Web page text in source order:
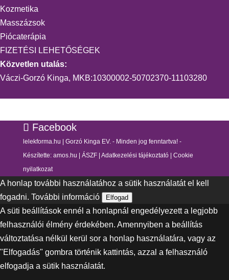
Kozmetika
Masszázsok
Piócaterápia
FIZETÉSI LEHETŐSÉGEK
Közvetlen utalás:
Váczi-Gorzó Kinga, MKB:10300002-50702370-11103280
Facebook
lelekforma.hu | Gorzó Kinga EV. - Minden jog fenntartva! -
Készítette: amos.hu ÁSZF| Adatkezelési tájékoztató| Cookie
nyilatkozat
A honlap további használatához a sütik használatát el kell
fogadni. További információ Elfogad
A süti beállítások ennél a honlapnál engedélyezett a legjobb
felhasználói élmény érdekében. Amennyiben a beállítás
változtatása nélkül kerül sor a honlap használatára, vagy az
"Elfogadás" gombra történik kattintás, azzal a felhasználó
elfogadja a sütik használatát.